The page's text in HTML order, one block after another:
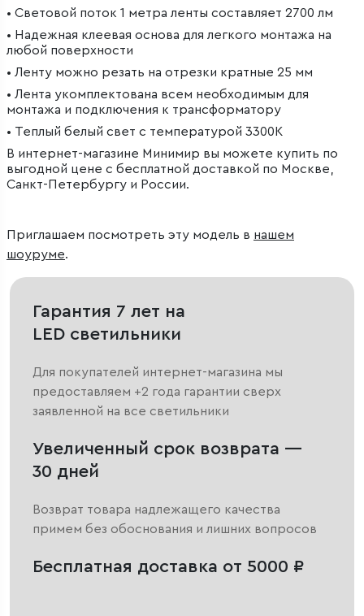
• Световой поток 1 метра ленты составляет 2700 лм
• Надежная клеевая основа для легкого монтажа на
любой поверхности
• Ленту можно резать на отрезки кратные 25 мм
• Лента укомплектована всем необходимым для
монтажа и подключения к трансформатору
• Теплый белый свет с температурой 3300К
В интернет-магазине Минимир вы можете купить по
выгодной цене с бесплатной доставкой по Москве,
Санкт-Петербургу и России.
Приглашаем посмотреть эту модель в нашем
шоуруме.
Гарантия 7 лет на
LED светильники
Для покупателей интернет-магазина мы
предоставляем +2 года гарантии сверх
заявленной на все светильники
Увеличенный срок возврата —
30 дней
Возврат товара надлежащего качества
примем без обоснования и лишних вопросов
Бесплатная доставка от 5000 ₽